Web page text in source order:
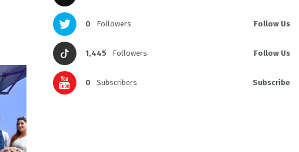
0 Followers Follow Us
1,445 Followers Follow Us
0 Subscribers Subscribe